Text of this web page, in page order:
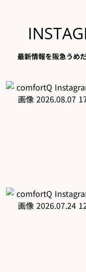
最新情報を阪急うめ